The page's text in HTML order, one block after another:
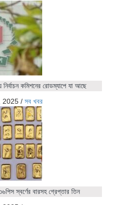
নির্বাচন কমিশনের রোডম্যাপে যা আছে
2025 / সব খবর
স্বর্ণের বারসহ গ্রেপ্তার তিন